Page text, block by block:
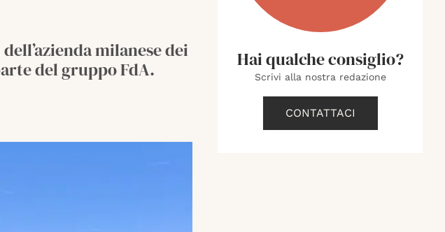
milanese dei
del gruppo FdA.
Hai qualche consiglio?
Scrivi alla nostra redazione
CONTATTACI